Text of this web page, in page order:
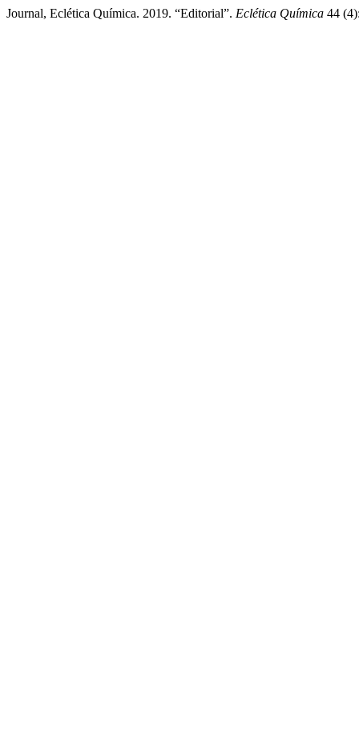
Journal, Eclética Química. 2019. “Editorial”. Eclética Química 44